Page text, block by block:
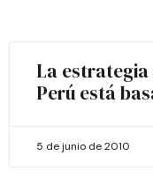
La
Perú está
5 de junio de 2010